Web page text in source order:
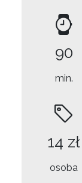
90
min.
14 zł
osoba